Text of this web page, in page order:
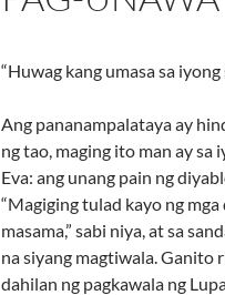
“Huwag kang umasa sa
Ang pananampalataya ay
ng tao, maging ito man ay sa
Eva: ang unang pain ng
“Magiging tulad kayo ng
masama,” sabi niya, at sa
na siyang magtiwala. Ganito
dahilan ng pagkawala ng